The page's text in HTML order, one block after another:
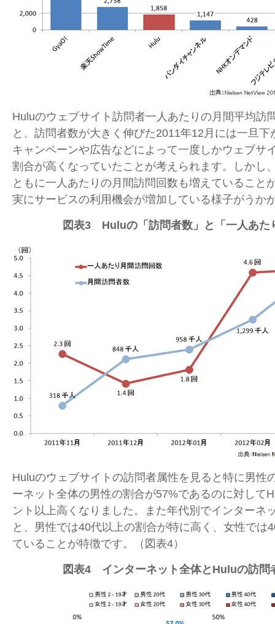
Huluのウェブサイト訪問者一人あたりの月間平均訪
と、訪問者数が大きく伸びた2011年12月には一旦
キャンペーンや広告などによって一度しかウェブサ
割合が高くなっていたことが考えられます。しかし
ともに一人あたりの月間訪問回数も増えていること
実にサービスの利用機会が増加している様子がうか
図表3 Huluの「訪問者数」
と 「一人あ
Huluのウェブサイトの訪問者属性を見ると特に男性
ーネット全体の男性の割合が57%であるのに対して
ント以上高くなりました。また年代別でインターネ
と、男性では40代以上の割合が特に高く、女性では
ていることが特徴です。（図表4）
図表4 インターネット全体とHuluの訪問